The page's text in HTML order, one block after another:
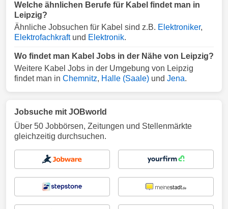
Welche ähnlichen Berufe für Kabel findet man in
Leipzig?
Ähnliche Jobsuchen für Kabel sind z.B. Elektroniker,
Elektrofachkraftund Elektronik.
Wo findet man Kabel Jobs in der Nähe von Leipzig?
Weitere Kabel Jobs in der Umgebung von Leipzig
findet man in Chemnitz, Halle (Saale) und Jena.
Jobsuche mit JOBworld
Über 50 Jobbörsen, Zeitungen und Stellenmärkte
gleichzeitig durchsuchen.